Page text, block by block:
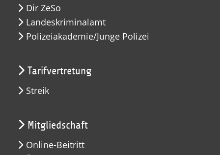
Dir ZeSo
Landeskriminalamt
Polizeiakademie/Junge Polizei
Tarifvertretung
Streik
Mitgliedschaft
Online-Beitritt